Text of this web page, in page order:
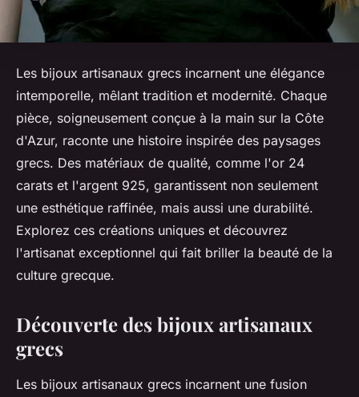
Les bijoux artisanaux grecs incarnent une élégance
intemporelle, mêlant tradition et modernité. Chaque
pièce, soigneusement conçue à la main sur la Côte
d'Azur, raconte une histoire inspirée des paysages
grecs. Des matériaux de qualité, comme l'or 24
carats et l'argent 925, garantissent non seulement
une esthétique raffinée, mais aussi une durabilité.
Explorez ces créations uniques et découvrez
l'artisanat exceptionnel qui fait briller la beauté de la
culture grecque.
Découverte des bijoux artisanaux
grecs
Les bijoux artisanaux grecs incarnent une fusion